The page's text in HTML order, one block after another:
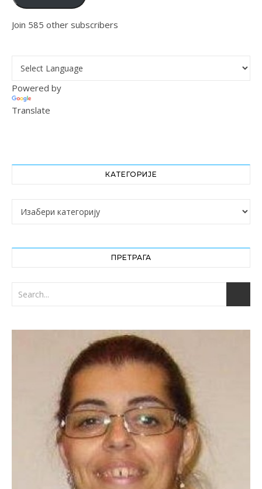
Join 585 other subscribers
Powered by
Translate
КАТЕГОРИЈЕ
Категорије
ПРЕТРАГА